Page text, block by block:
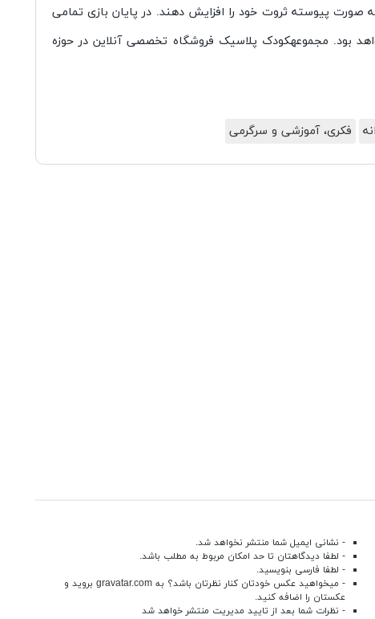
صورت پیوسته ثروت خود را افزایش دهند. در پایان بازی تمامی
بود. مجموعهکودک پلاسیک فروشگاه تخصصی آنلاین در حوزه
فکری، آموزشی و سرگرمی
- نشانی ایمیل شما منتشر نخواهد شد.
- لطفا دیدگاهتان تا حد امکان مربوط به مطلب باشد.
- لطفا فارسی بنویسید.
- میخواهید عکس خودتان کنار نظرتان باشد؟ به gravatar.com بروید و
عکستان را اضافه کنید.
- نظرات شما بعد از تایید مدیریت منتشر خواهد شد